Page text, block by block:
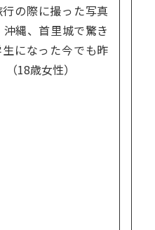
の際に撮った写真
縄、首里城で驚き
になった今でも昨
18歳女性）